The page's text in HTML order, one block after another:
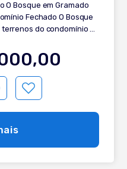
O Bosque em Gramado
Fechado O Bosque
do condomínio O
lote é incrível, com uma
2.358,00 m², com ótima
receber uma casa! O
da cidade de
com terreno amplos
dando muita
de viver em meio a
vegetação típica do